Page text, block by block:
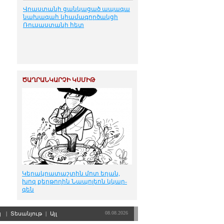
Վրաստանի ցանկացած ապագա
նախագահ կհամագործակցի
Ռուսաստանի հետ
ԾԱՂՐԱՆԿԱՐՉԻ ԿՍՄԻԹ
Կե­րակ­րա­տաշ­տին մոտ ե­ղան,
խոզ քեր­թո­ղին Նա­պո­լեոն կկար­
գեն
| Տեսանյութ | Այլ 08.08.2026